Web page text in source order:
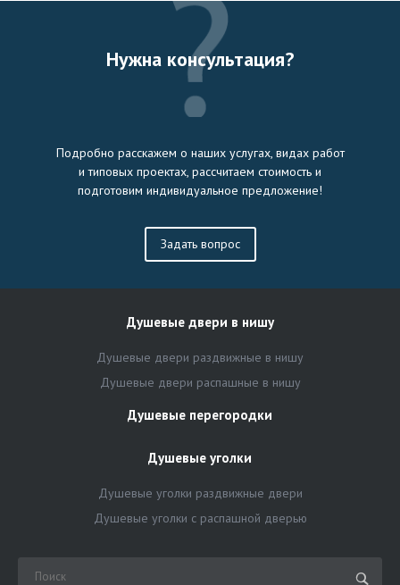
Нужна консультация?
Подробно расскажем о наших услугах, видах работ
и типовых проектах, рассчитаем стоимость и
подготовим индивидуальное предложение!
Задать вопрос
Душевые двери в нишу
Душевые двери раздвижные в нишу
Душевые двери распашные в нишу
Душевые перегородки
Душевые уголки
Душевые уголки раздвижные двери
Душевые уголки с распашной дверью